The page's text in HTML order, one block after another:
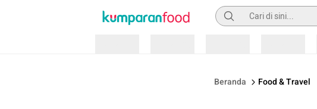
Pencarian
Beranda Food & Travel